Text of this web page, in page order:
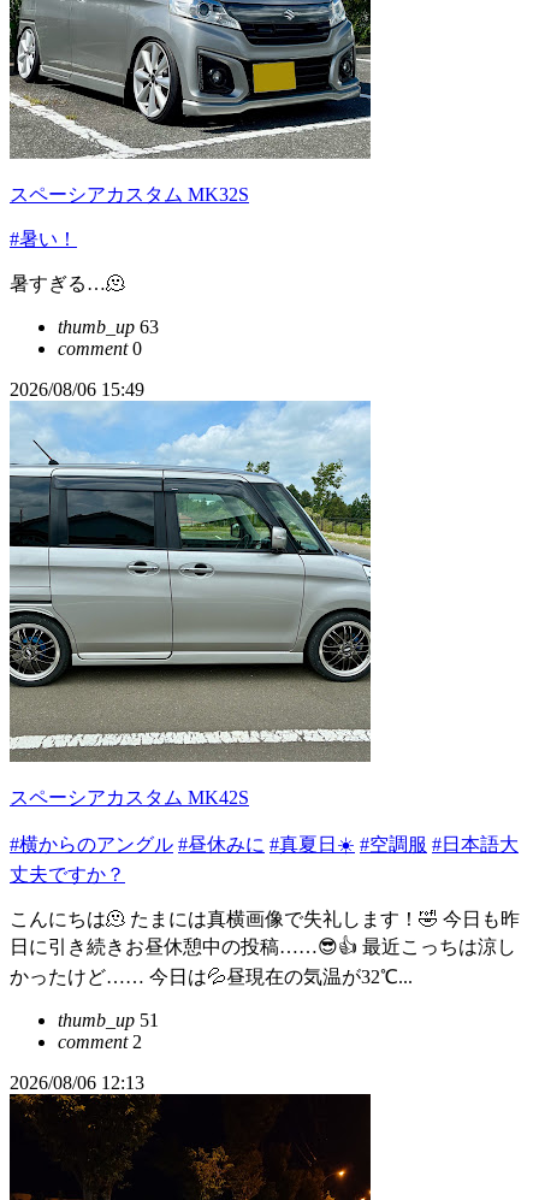
スペーシアカスタム MK32S
#暑い！
暑すぎる…🫠
thumb_up 63
comment0
2026/08/06 15:49
スペーシアカスタム MK42S
#横からのアングル #昼休みに #真夏日☀️ #空調服 #日本語大
丈夫ですか？
こんにちは🫠 たまには真横画像で失礼します！🤣 今日も昨
日に引き続きお昼休憩中の投稿……😎👍 最近こっちは涼し
かったけど…… 今日は💦昼現在の気温が32℃...
thumb_up 51
comment2
2026/08/06 12:13